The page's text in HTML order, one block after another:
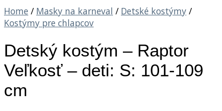
Home / Masky na karneval / Detské kostýmy /
Kostýmy pre chlapcov
Detský kostým – Raptor
Veľkosť – deti: S: 101-109
cm